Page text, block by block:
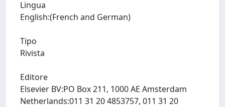
Lingua
Tipo
Rivista
Editore
Elsevier BV:PO Box 211, 1000 AE Amsterdam
Netherlands:011 31 20 4853757, 011 31 20